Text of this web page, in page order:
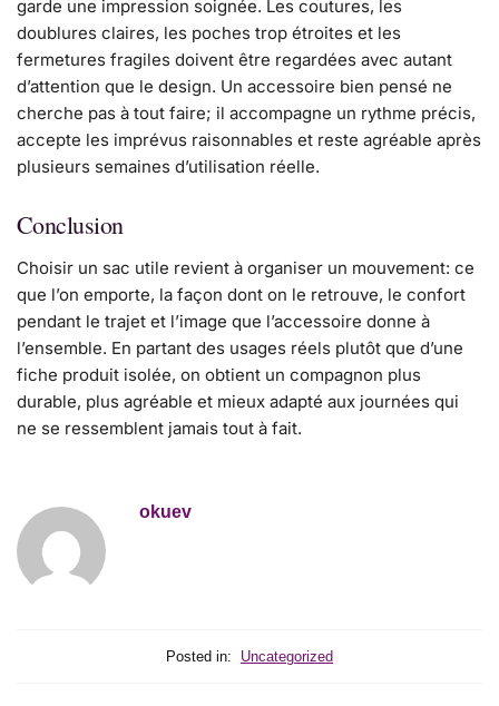
garde une impression soignée. Les coutures, les
doublures claires, les poches trop étroites et les
fermetures fragiles doivent être regardées avec autant
d’attention que le design. Un accessoire bien pensé ne
cherche pas à tout faire; il accompagne un rythme précis,
accepte les imprévus raisonnables et reste agréable après
plusieurs semaines d’utilisation réelle.
Conclusion
Choisir un sac utile revient à organiser un mouvement: ce
que l’on emporte, la façon dont on le retrouve, le confort
pendant le trajet et l’image que l’accessoire donne à
l’ensemble. En partant des usages réels plutôt que d’une
fiche produit isolée, on obtient un compagnon plus
durable, plus agréable et mieux adapté aux journées qui
ne se ressemblent jamais tout à fait.
okuev
Posted in: Uncategorized